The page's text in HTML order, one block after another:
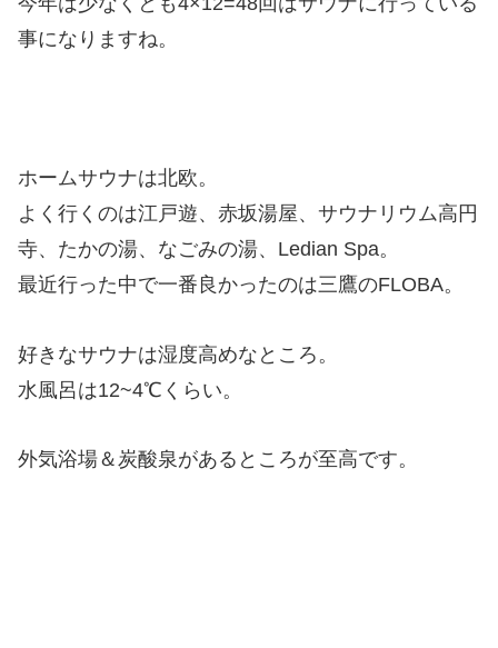
事になりますね。
ホームサウナは北欧。
よく行くのは江戸遊、赤坂湯屋、サウナリウム高円
寺、たかの湯、なごみの湯、Ledian Spa。
最近行った中で一番良かったのは三鷹のFLOBA。
好きなサウナは湿度高めなところ。
水風呂は12~4℃くらい。
外気浴場＆炭酸泉があるところが至高です。